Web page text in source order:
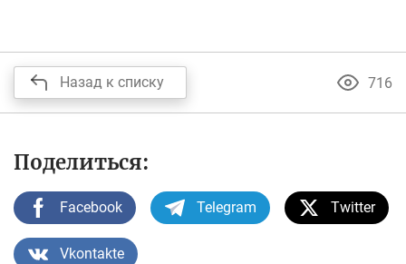
Назад к списку 716
Поделиться:
Facebook Telegram Twitter
Vkontakte